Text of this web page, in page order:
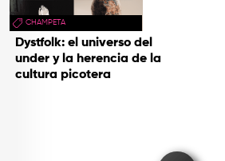
CHAMPETA
Dystfolk: el universo del
under y la herencia de la
cultura picotera